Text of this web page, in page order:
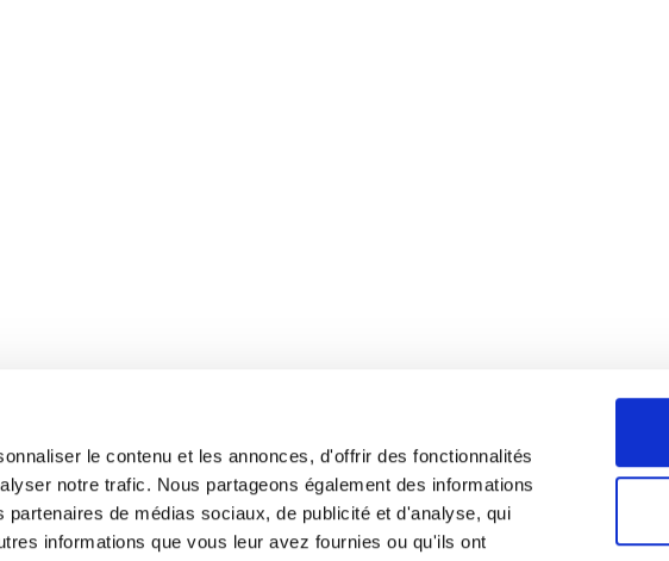
le contenu et les annonces, d'offrir des fonctionnalités
notre trafic. Nous partageons également des informations
de médias sociaux, de publicité et d'analyse, qui
informations que vous leur avez fournies ou qu'ils ont